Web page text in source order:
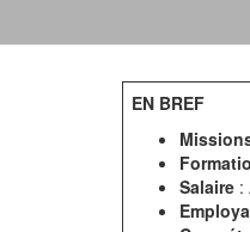
EN BREF
Salaire :